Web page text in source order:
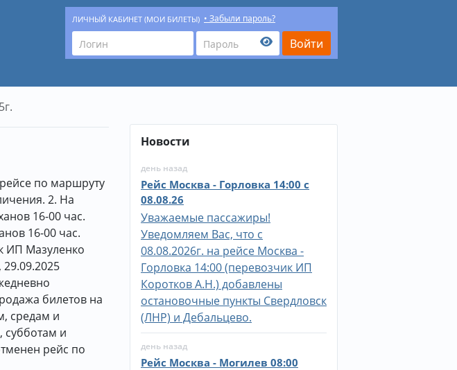
ЛИЧНЫЙ КАБИНЕТ (МОИ БИЛЕТЫ) Забыли пароль?
по маршруту
2. На
16-00 час.
16-00 час.
ИП Мазуленко
29.09.2025
билетов на
средам и
субботам и
рейс по
Новости
день назад
Рейс Москва - Горловка 14:00 c
08.08.26
Уважаемые пассажиры!
Уведомляем Вас, что c
08.08.2026г. на рейсе Москва -
Горловка 14:00 (перевозчик ИП
Коротков А.Н.) добавлены
остановочные пункты Свердловск
(ЛНР) и Дебальцево.
день назад
Рейс Москва - Могилев 08:00